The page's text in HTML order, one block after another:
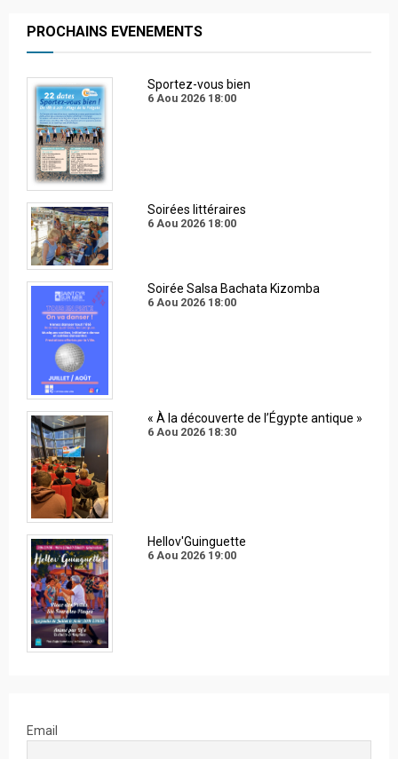
PROCHAINS EVENEMENTS
Sportez-vous bien
6 Aou 2026 18:00
Soirées littéraires
6 Aou 2026 18:00
Soirée Salsa Bachata Kizomba
6 Aou 2026 18:00
« À la découverte de l’Égypte antique »
6 Aou 2026 18:30
Hellov'Guinguette
6 Aou 2026 19:00
Email